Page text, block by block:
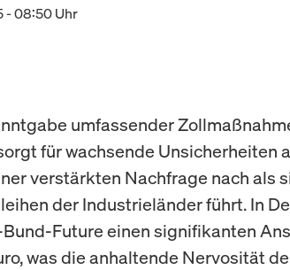
- 08:50 Uhr
umfassender
für wachsende Unsicherheiten
verstärkten Nachfrage nach als
der Industrieländer führt. In
Future einen signifikanten
was die anhaltende Nervosität